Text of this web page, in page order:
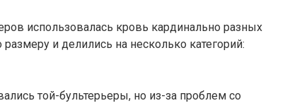
использовалась кровь кардинально разных
и делились на несколько категорий:
той-бультерьеры, но из-за проблем со